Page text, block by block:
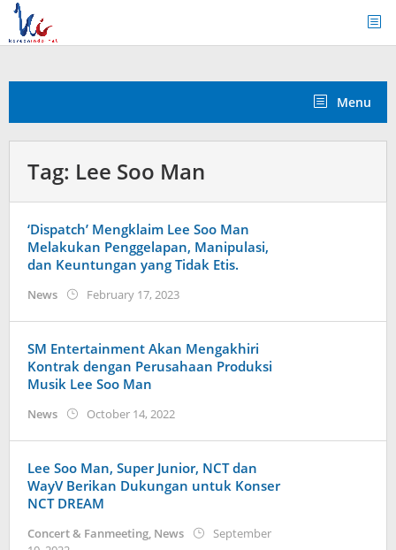
Skip
content
Menu
Tag: Lee Soo Man
‘Dispatch’ Mengklaim Lee Soo Man
Melakukan Penggelapan, Manipulasi,
dan Keuntungan yang Tidak Etis.
News February 17, 2023by
SM Entertainment Akan Mengakhiri
Kontrak dengan Perusahaan Produksi
Musik Lee Soo Man
News October 14, 2022by
Lee Soo Man, Super Junior, NCT dan
WayV Berikan Dukungan untuk Konser
NCT DREAM
Concert & Fanmeeting, News
September